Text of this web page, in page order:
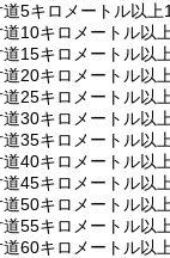
道5キロメートル以
道10キロメートル
道15キロメートル
道20キロメートル
道25キロメートル
道30キロメートル
道35キロメートル
道40キロメートル
道45キロメートル
道50キロメートル
道55キロメートル
道60キロメートル